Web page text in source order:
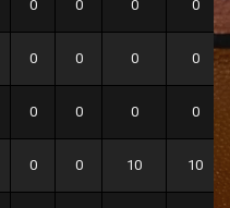
0 0 0 0
0 0 0 0
0 0 0 0
0 0 10 10